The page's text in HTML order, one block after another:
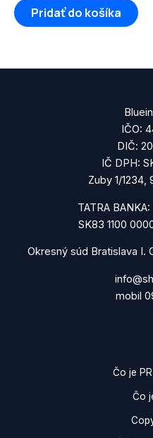
Pridať do košíka
IČO:
DIČ:
IČ DPH:
Zuby 1/1234,
TATRA
SK83 1100
Okresný súd Bratislava I.
mobil
Čo je
Čo